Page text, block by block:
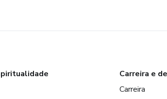
Carreira e
Carreira